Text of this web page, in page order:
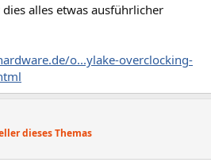
alles etwas ausführlicher
o...ylake-overclocking-
dieses Themas